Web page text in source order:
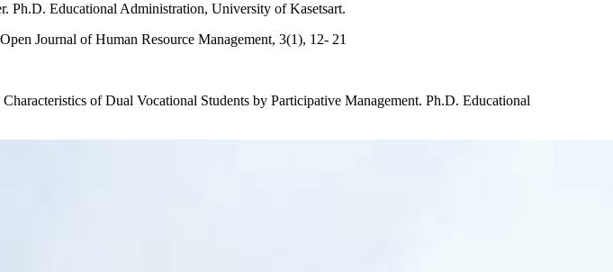
Ph.D. Educational Administration, University of Kasetsart.
Journal of Human Resource Management, 3(1), 12- 21
of Dual Vocational Students by Participative Management. Ph.D. Educational